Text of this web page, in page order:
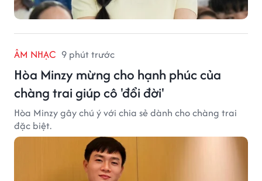
ÂM NHẠC 9 phút trước
Hòa Minzy mừng cho hạnh phúc của
chàng trai giúp cô 'đổi đời'
Hòa Minzy gây chú ý với chia sẻ dành cho chàng trai
đặc biệt.